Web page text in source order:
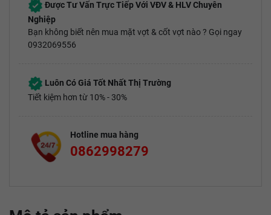
Được Tư Vấn Trực Tiếp Với VĐV & HLV Chuyên
Nghiệp
Bạn không biết nên mua mặt vợt & cốt vợt nào ? Gọi ngay
0932069556
Luôn Có Giá Tốt Nhất Thị Trường
Tiết kiệm hơn từ 10% - 30%
Hotline mua hàng
0862998279